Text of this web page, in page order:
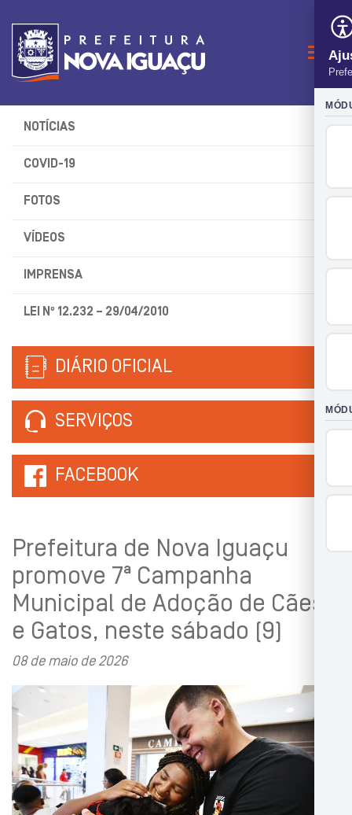
NOTÍCIAS
COVID-19
FOTOS
VÍDEOS
IMPRENSA
LEI Nº 12.232 – 29/04/2010
DIÁRIO OFICIAL
SERVIÇOS
FACEBOOK
Prefeitura de Nova Iguaçu
promove 7ª Campanha
Municipal de Adoção de Cães
e Gatos, neste sábado (9)
08 de maio de 2026